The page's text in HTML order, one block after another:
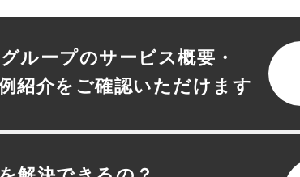
ループのサービス概要・
紹介をご確認いただけます